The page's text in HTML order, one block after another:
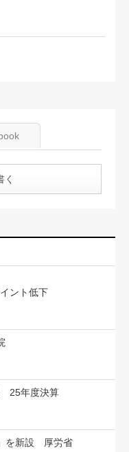
く
ント低下
25年度決算
を新設 厚労省